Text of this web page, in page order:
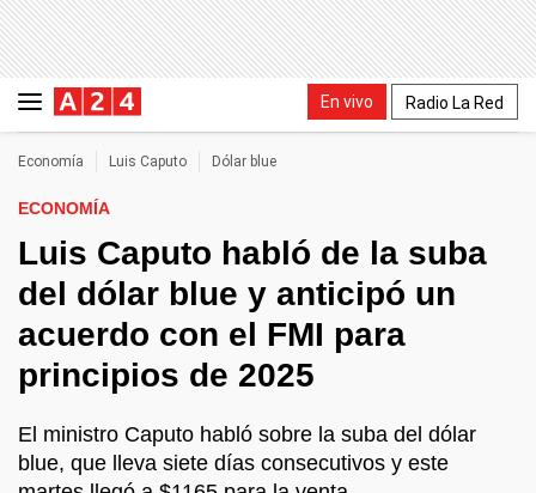
En vivo Radio La Red
Economía Luis Caputo Dólar blue
ECONOMÍA
Luis Caputo habló de la suba
del dólar blue y anticipó un
acuerdo con el FMI para
principios de 2025
El ministro Caputo habló sobre la suba del dólar
blue, que lleva siete días consecutivos y este